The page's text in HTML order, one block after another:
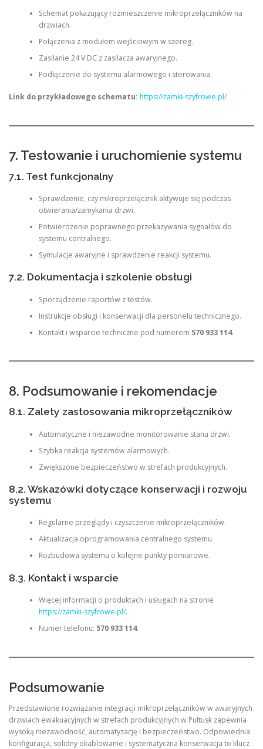
Schemat pokazujący rozmieszczenie mikroprzełączników na
drzwiach.
Połączenia z modułem wejściowym w szereg.
Zasilanie 24 V DC z zasilacza awaryjnego.
Podłączenie do systemu alarmowego i sterowania.
Link do przykładowego schematu: https://zamki-szyfrowe.pl/
7. Testowanie i uruchomienie systemu
7.1. Test funkcjonalny
Sprawdzenie, czy mikroprzełącznik aktywuje się podczas
otwierania/zamykania drzwi.
Potwierdzenie poprawnego przekazywania sygnałów do
systemu centralnego.
Symulacje awaryjne i sprawdzenie reakcji systemu.
7.2. Dokumentacja i szkolenie obsługi
Sporządzenie raportów z testów.
Instrukcje obsługi i konserwacji dla personelu technicznego.
Kontakt i wsparcie techniczne pod numerem 570 933 114.
8. Podsumowanie i rekomendacje
8.1. Zalety zastosowania mikroprzełączników
Automatyczne i niezawodne monitorowanie stanu drzwi.
Szybka reakcja systemów alarmowych.
Zwiększone bezpieczeństwo w strefach produkcyjnych.
8.2. Wskazówki dotyczące konserwacji i rozwoju
systemu
Regularne przeglądy i czyszczenie mikroprzełączników.
Aktualizacja oprogramowania centralnego systemu.
Rozbudowa systemu o kolejne punkty pomiarowe.
8.3. Kontakt i wsparcie
Więcej informacji o produktach i usługach na stronie
https://zamki-szyfrowe.pl/.
Numer telefonu: 570 933 114.
Podsumowanie
Przedstawione rozwiązanie integracji mikroprzełączników w awaryjnych
drzwiach ewakuacyjnych w strefach produkcyjnych w Pułtusk zapewnia
wysoką niezawodność, automatyzację i bezpieczeństwo. Odpowiednia
konfiguracja, solidny okablowanie i systematyczna konserwacja to klucz